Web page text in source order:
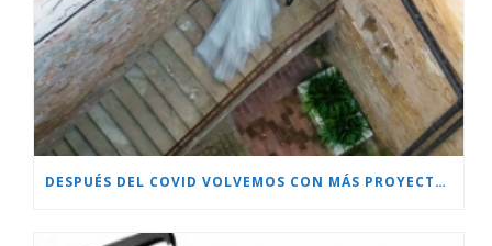
DESPUÉS DEL COVID VOLVEMOS CON MÁS PROYECTOS!!!